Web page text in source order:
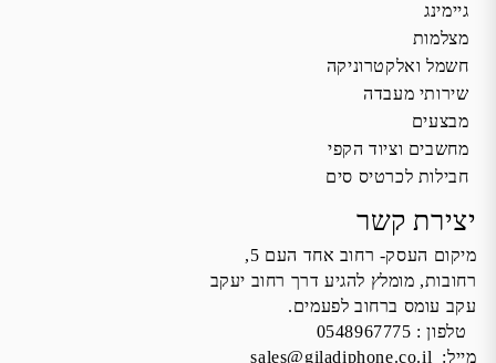
גיימינג
מצלמות
חשמל ואלקטרוניקה
שירותי מעבדה
מבצעים
מחשבים וציוד הקפי
חבילות לכרטיס סים
יצירת קשר
מיקום העסק- רחוב אחד העם 5,
רחובות, מומלץ להגיע דרך רחוב יעקב
עקב עומס ברחוב לפעמים.
טלפון : 0548967775
מייל: sales@giladiphone.co.il